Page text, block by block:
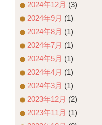
2024年12月 (3)
2024年9月 (1)
2024年8月 (1)
2024年7月 (1)
2024年5月 (1)
2024年4月 (1)
2024年3月 (1)
2023年12月 (2)
2023年11月 (1)